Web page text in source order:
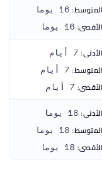
المتوسط: 16 يوما
الأقصى: 16 يوما
الأدنى: 7 أيام
المتوسط: 7 أيام
الأقصى: 7 أيام
الأدنى: 18 يوما
المتوسط: 18 يوما
الأقصى: 18 يوما